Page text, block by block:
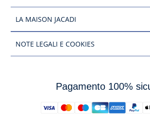
LA MAISON JACADI
NOTE LEGALI E COOKIES
Pagamento 100%